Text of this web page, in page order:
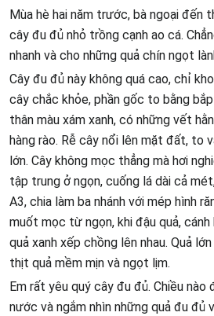
Mùa hè hai năm trước, bà ngoại đến
cây đu đủ nhỏ trồng cạnh ao cá.
nhanh và cho những quả chín ngọt
Cây đu đủ này không quá cao, chỉ
cây chắc khỏe, phần gốc to bằng
thân màu xám xanh, có những vết
hàng rào. Rễ cây nổi lên mặt đất, to
lớn. Cây không mọc thẳng mà hơi
tập trung ở ngọn, cuống lá dài cả
A3, chia làm ba nhánh với mép hình
muốt mọc từ ngọn, khi đậu quả, cánh
quả xanh xếp chồng lên nhau. Quả
thịt quả mềm mịn và ngọt lịm.
Em rất yêu quý cây đu đủ. Chiều
nước và ngắm nhìn những quả đu đủ